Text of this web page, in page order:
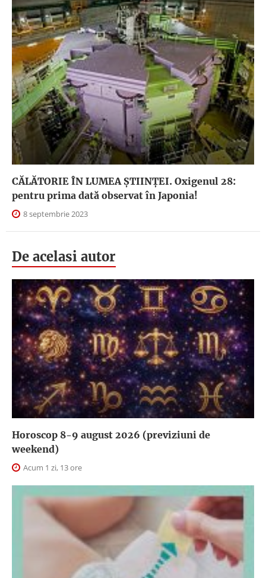
CĂLĂTORIE ÎN LUMEA ȘTIINȚEI. Oxigenul 28:
pentru prima dată observat în Japonia!
8 septembrie 2023
De acelasi autor
Horoscop 8-9 august 2026 (previziuni de
weekend)
Acum 1 zi, 13 ore